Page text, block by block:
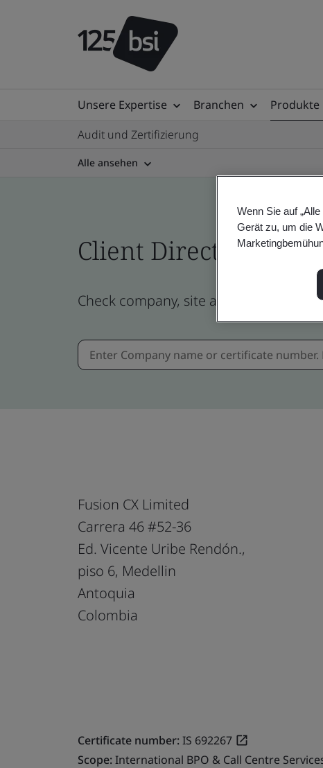
Unsere Expertise Branchen Produkte
Audit und Zertifizierung
Alle ansehen
Client Directory
Check company, site and product
Fusion CX Limited
Carrera 46 #52-36
Ed. Vicente Uribe Rendón.,
piso 6, Medellin
Antoquia
Colombia
Certificate number:IS 692267
Scope:International BPO & Call Centre
Wenn Sie auf
Gerät zu, um die